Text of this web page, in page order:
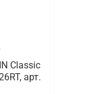
Classic
арт.